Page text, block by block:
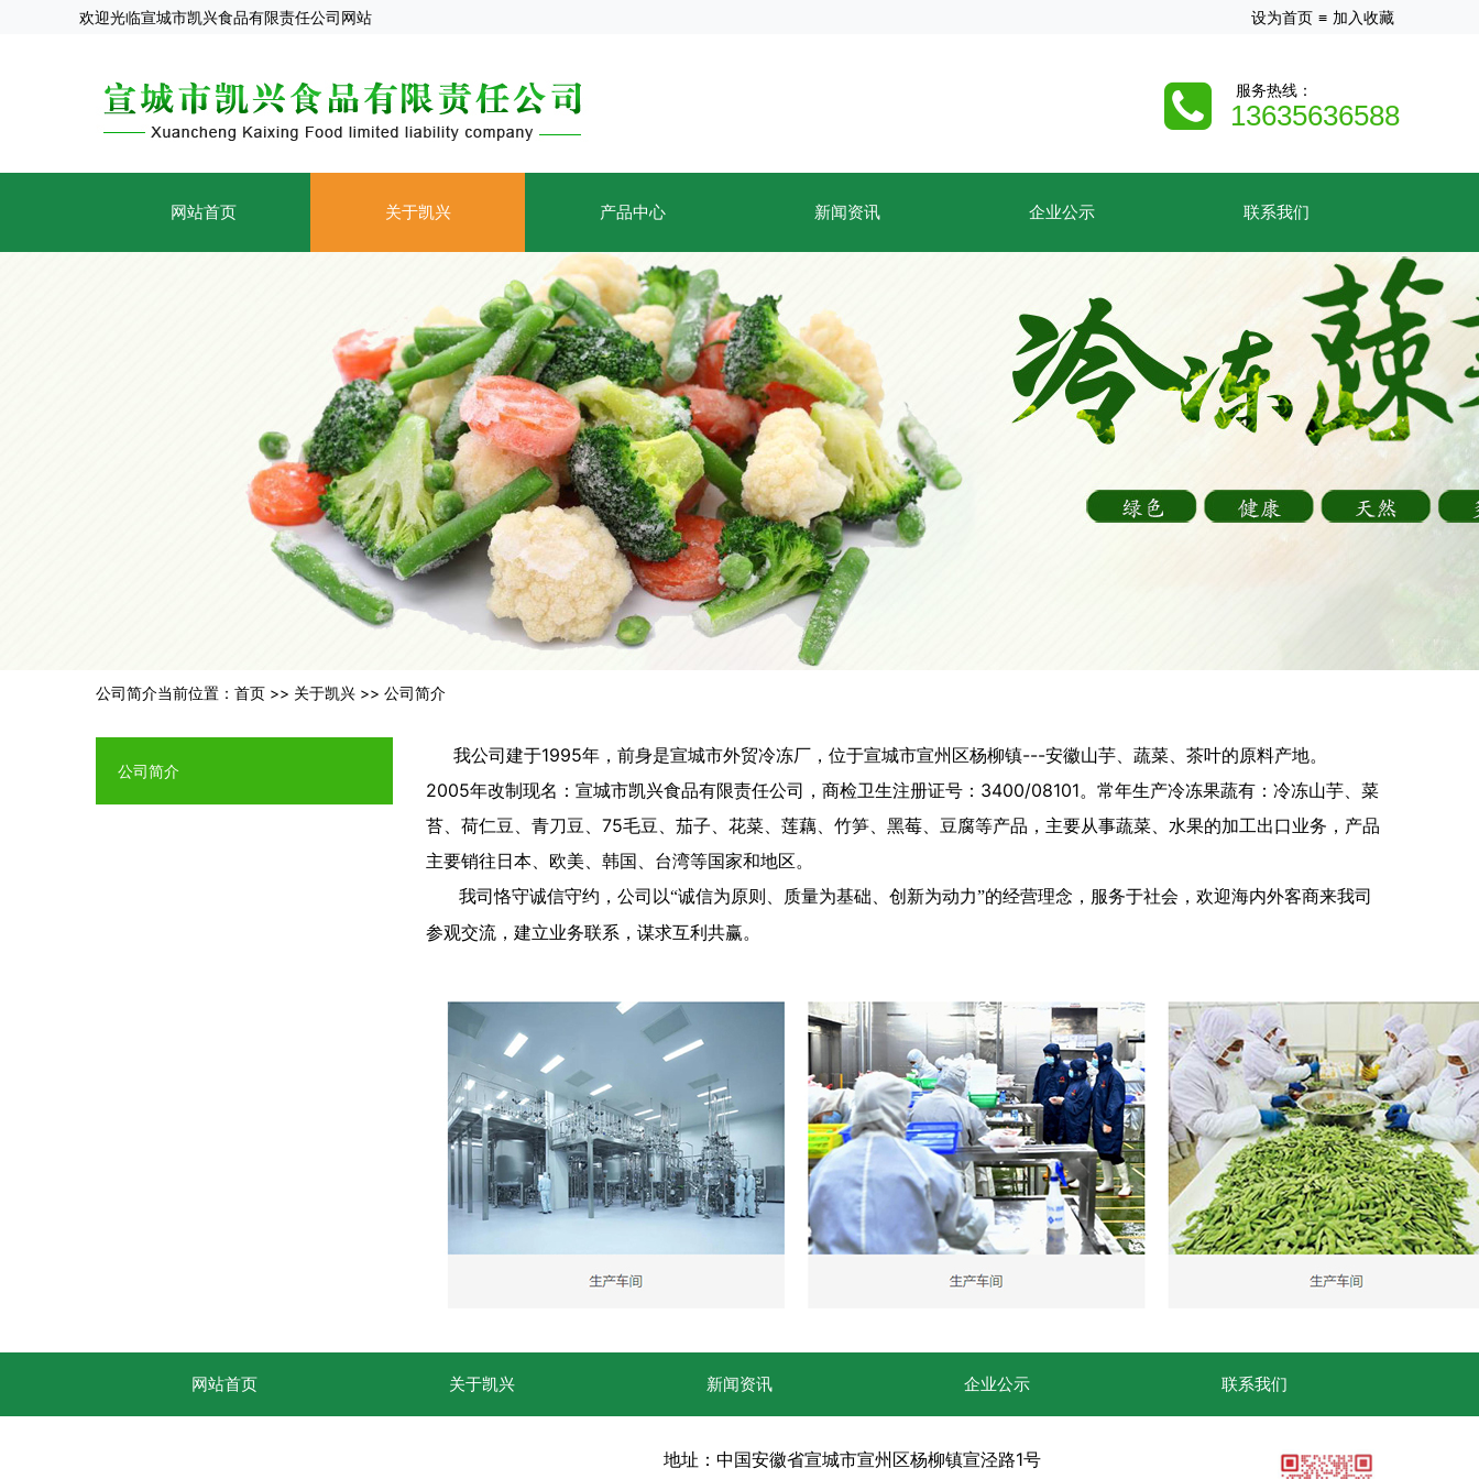
欢迎光临宣城市凯兴食品有限责任公司网站 设为首页 ≡ 加入收藏
服务热线 ：
13635636588
网站首页 关于凯兴 产品中心 新闻资讯 企业公示 联系我们
公司简介当前位置： 首页 >> 关于凯兴 >> 公司简介
公司简介
我公司建于1995年，前身是宣城市外贸冷冻厂，位于宣城市宣州区杨柳镇---安徽山芋、蔬菜、茶叶的原料产地。
2005年改制现名：宣城市凯兴食品有限责任公司，商检卫生注册证号：3400/08101。常年生产冷冻果蔬有：冷冻山芋、菜
苔、荷仁豆、青刀豆、75毛豆、茄子、花菜、莲藕、竹笋、黑莓、豆腐等产品，主要从事蔬菜、水果的加工出口业务，产品
主要销往日本、欧美、韩国、台湾等国家和地区。
我司恪守诚信守约， 公司以“诚信为原则、质量为基础、创新为动力”的经营理念，服务于社会， 欢迎海内外客商来我司
参观交流，建立业务联系，谋求互利共赢。
网站首页 关于凯兴 新闻资讯 企业公示 联系我们
地址： 中国安徽省宣城市宣州区杨柳镇宣泾路1号